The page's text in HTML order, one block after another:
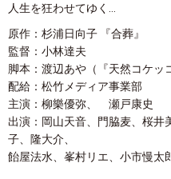
人生を狂わせてゆく…
原作：杉浦日向子 『合葬』
監督：小林達夫
脚本：渡辺あや（『天然コケッ
配給：松竹メディア事業部
主演：柳樂優弥、 瀬戸康史
出演：岡山天音、門脇麦、桜井
子、隆大介、
飴屋法水、峯村リエ、小市慢太